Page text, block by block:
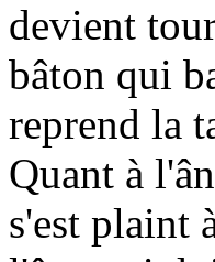
devient
bâton qui
reprend la
Quant à
s'est plaint